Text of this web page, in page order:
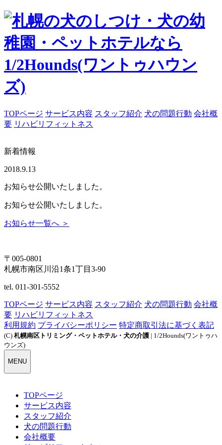
TOPページ サービス内容 スタッフ紹介 犬の問題行動 会社概
要 リハビリフィットネス
新着情報
2018.9.13
お知らせ公開いたしました。
お知らせ公開いたしました。
お知らせ一覧へ ＞
〒005-0801
札幌市南区川沿1条1丁目3-90
tel. 011-301-5552
TOPページ サービス内容 スタッフ紹介 犬の問題行動 会社概
要 リハビリフィットネス
利用規約 プライバシーポリシー 特定商取引法に基づく表記
(C) 札幌南区トリミング・ペットホテル・犬の介護 | 1/2Hounds(ワントゥハ
ウンズ)
MENU
TOPページ
サービス内容
スタッフ紹介
犬の問題行動
会社概要